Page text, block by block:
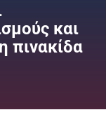
και
πινακίδα